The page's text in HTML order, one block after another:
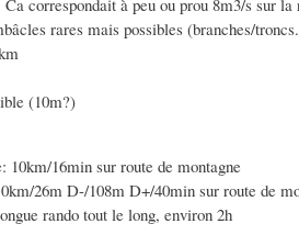
rares mais possibles (branches/
(10m?)
10km/16min sur route de montagne
26m D-/108m D+/40min sur route de
rando tout le long, environ 2h